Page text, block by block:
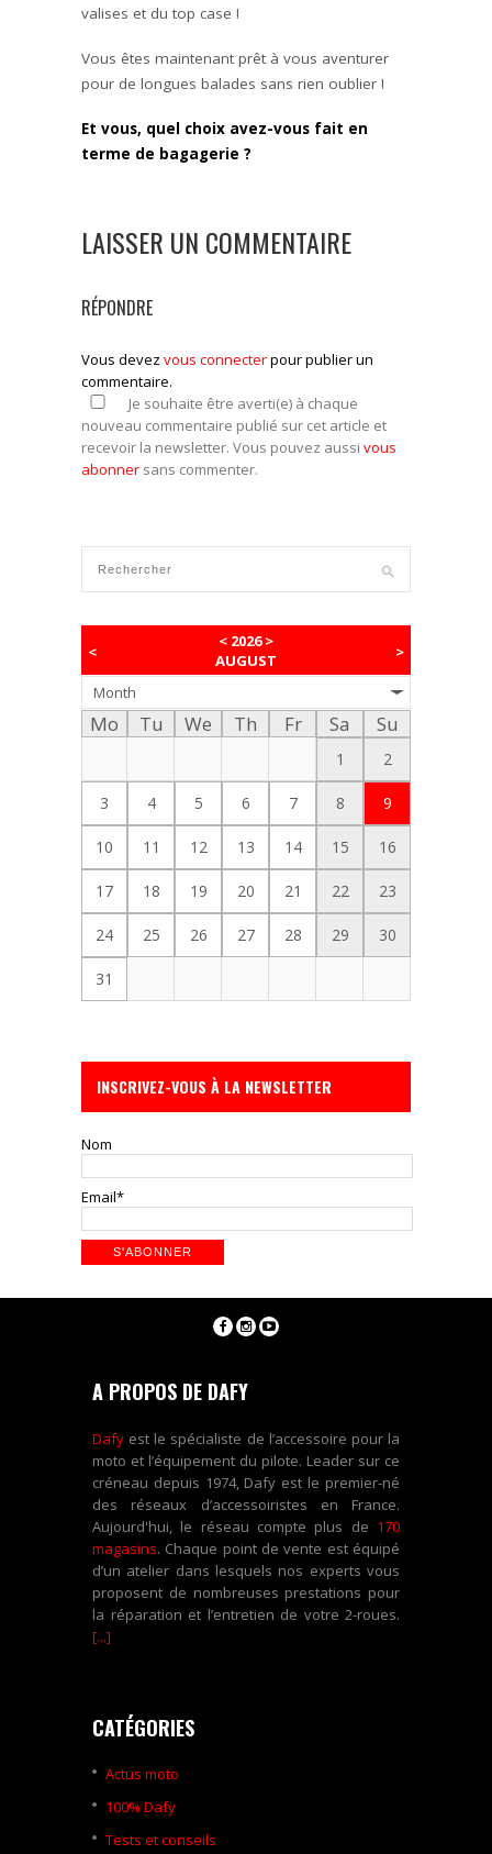
valises et du top case !
Vous êtes maintenant prêt à vous aventurer
pour de longues balades sans rien oublier !
Et vous, quel choix avez-vous fait en
terme de bagagerie ?
LAISSER UN COMMENTAIRE
RÉPONDRE
Vous devez vous connecterpour publier un
commentaire.
Je souhaite être averti(e) à chaque
nouveau commentaire publié sur cet article et
recevoir la newsletter. Vous pouvez aussi vous
abonner sans commenter.
<
< 2026>
AUGUST
>
Month
Mo Tu We Th Fr Sa Su
1 2
3 4 5 6 7 8 9
10 11 12 13 14 15 16
17 18 19 20 21 22 23
24 25 26 27 28 29 30
31
INSCRIVEZ-VOUS À LA NEWSLETTER
Nom
Email*
A PROPOS DE DAFY
Dafy est le spécialiste de l’accessoire pour la
moto et l’équipement du pilote. Leader sur ce
créneau depuis 1974, Dafy est le premier-né
des réseaux d’accessoiristes en France.
Aujourd'hui, le réseau compte plus de 170
magasins. Chaque point de vente est équipé
d’un atelier dans lesquels nos experts vous
proposent de nombreuses prestations pour
la réparation et l’entretien de votre 2-roues.
[...]
CATÉGORIES
Actus moto
100% Dafy
Tests et conseils